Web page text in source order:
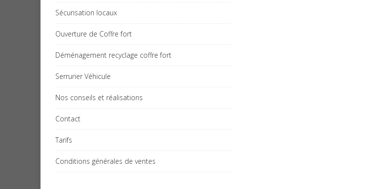
Sécurisation locaux
Ouverture de Coffre fort
Déménagement recyclage coffre fort
Serrurier Véhicule
Nos conseils et réalisations
Contact
Tarifs
Conditions générales de ventes